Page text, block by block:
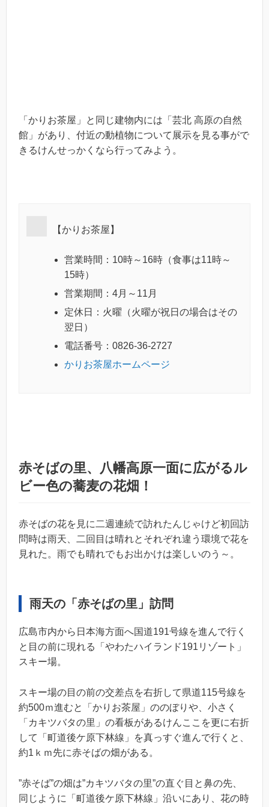
「かりお茶屋」と同じ建物内には「芸北 高原の自然
館」があり、付近の動植物について展示を見る事がで
きるけんせっかくなら行ってみよう。
【かりお茶屋】
営業時間：10時～16時（食事は11時～
15時）
営業期間：4月～11月
定休日：火曜（火曜が祝日の場合はその
翌日）
電話番号：0826-36-2727
かりお茶屋ホームページ
赤そばの里、八幡高原一面に広がるル
ビー色の蕎麦の花畑！
赤そばの花を見に二週連続で訪れたんじゃけど初回訪
問時は雨天、二回目は晴れとそれぞれ違う環境で花を
見れた。雨でも晴れでもお出かけは楽しいのう～。
雨天の「赤そばの里」訪問
広島市内から日本海方面へ国道191号線を進んで行く
と目の前に現れる「やわたハイランド191リゾート」
スキー場。
スキー場の目の前の交差点を右折して県道115号線を
約500ｍ進むと「かりお茶屋」ののぼりや、小さく
「カキツバタの里」の看板があるけんここを更に右折
して「町道後ケ原下林線」を真っすぐ進んで行くと、
約1ｋｍ先に赤そばの畑がある。
”赤そば”の畑は”カキツバタの里”の直ぐ目と鼻の先、
同じように「町道後ケ原下林線」沿いにあり、花の時